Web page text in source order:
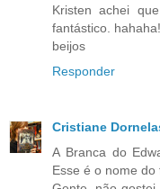
Kristen achei
fantástico. hahaha!
beijos
Responder
Cristiane
A Branca do
Esse é o nome do